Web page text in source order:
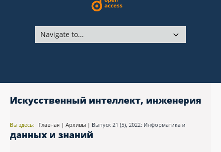
Искусственный интеллект, инженерия
данных и знаний
Вы здесь: Главная | Архивы | Выпуск 21 (5), 2022: Информатика и